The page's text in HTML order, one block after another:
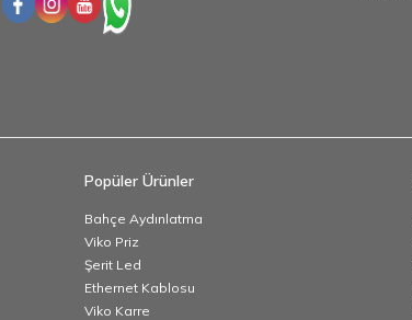
Popüler Ürünler
Bahçe Aydınlatma
Viko Priz
Şerit Led
Ethernet Kablosu
Viko Karre